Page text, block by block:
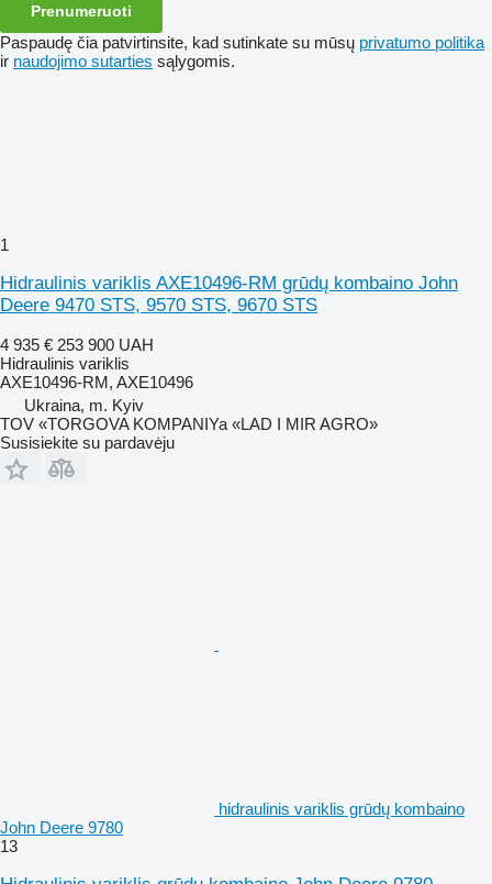
Prenumeruoti
Paspaudę čia patvirtinsite, kad sutinkate su mūsų privatumo politika
ir naudojimo sutarties sąlygomis.
1
Hidraulinis variklis AXE10496-RM grūdų kombaino John
Deere 9470 STS, 9570 STS, 9670 STS
4 935 € 253 900 UAH
Hidraulinis variklis
AXE10496-RM, AXE10496
Ukraina, m. Kyiv
TOV «TORGOVA KOMPANIYa «LAD I MIR AGRO»
Susisiekite su pardavėju
hidraulinis variklis grūdų kombaino
John Deere 9780
13